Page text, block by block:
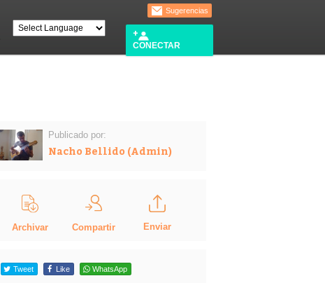
Sugerencias
CONECTAR
Publicado por:
Nacho Bellido (Admin)
Archivar Compartir Enviar
Tweet Like WhatsApp